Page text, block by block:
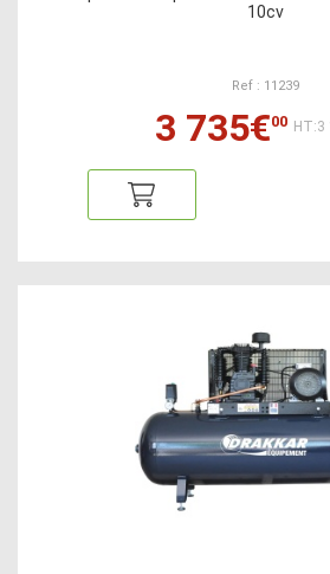
10cv
Ref : 11239
3 735€00 HT:3